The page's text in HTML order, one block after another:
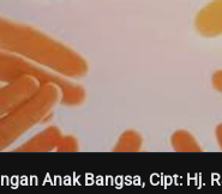
Anak Bangsa, Cipt: Hj.